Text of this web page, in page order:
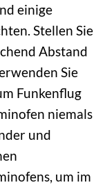
einige
Stellen Sie
Abstand
Sie
Funkenflug
niemals
und
um im